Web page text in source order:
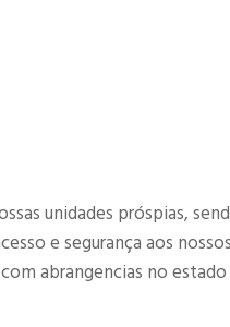
unidades próspias,
e segurança aos
abrangencias no